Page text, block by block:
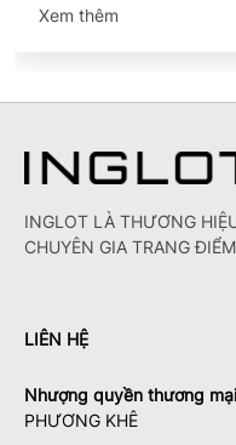
Xem thêm
INGLOT LÀ THƯƠNG
CHUYÊN GIA TRANG
LIÊN HỆ
Nhượng quyền thương
PHƯƠNG KHÊ